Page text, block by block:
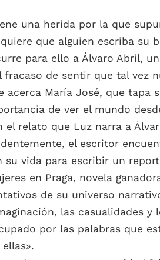
una herida por la que
que alguien escriba su
para ello a Álvaro Abril,
de sentir que tal vez
acerca María José, que
de ver el mundo
relato que Luz narra a
el escritor
vida para escribir un
en Praga, novela
de su universo
las casualidades
por las palabras que